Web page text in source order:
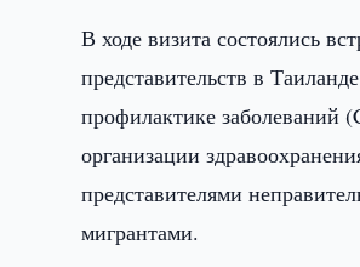
В ходе визита состоялись
представительств в
профилактике заболеваний
организации
представителями
мигрантами.